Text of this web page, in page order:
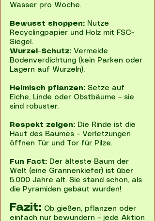
Wasser pro Woche.
Bewusst shoppen: Nutze
Recyclingpapier und Holz mit FSC-
Siegel.
Wurzel-Schutz: Vermeide
Bodenverdichtung (kein Parken oder
Lagern auf Wurzeln).
Heimisch pflanzen: Setze auf
Eiche, Linde oder Obstbäume – sie
sind robuster.
Respekt zeigen: Die Rinde ist die
Haut des Baumes – Verletzungen
öffnen Tür und Tor für Pilze.
Fun Fact: Der älteste Baum der
Welt (eine Grannenkiefer) ist über
5.000 Jahre alt. Sie stand schon, als
die Pyramiden gebaut wurden!
Fazit: Ob gießen, pflanzen oder
einfach nur bewundern – jede Aktion